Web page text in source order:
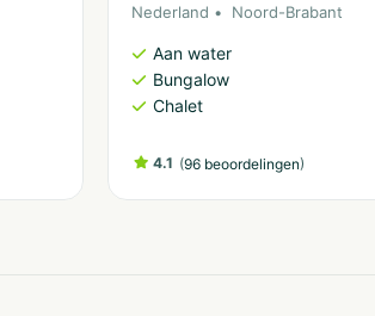
Nederland Noord-Brabant
Aan water
Bungalow
Chalet
4.1 (96 beoordelingen)